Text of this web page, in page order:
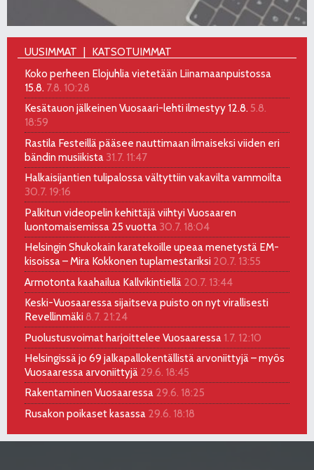
UUSIMMAT
KATSOTUIMMAT
Koko perheen Elojuhlia vietetään Liinamaanpuistossa
15.8. 7.8. 10:28
Kesätauon jälkeinen Vuosaari-lehti ilmestyy 12.8. 5.8.
18:59
Rastila Festeillä pääsee nauttimaan ilmaiseksi viiden eri
bändin musiikista 31.7. 11:47
Halkaisijantien tulipalossa vältyttiin vakavilta vammoilta
30.7. 19:16
Palkitun videopelin kehittäjä viihtyi Vuosaaren
luontomaisemissa 25 vuotta 30.7. 18:04
Helsingin Shukokain karatekoille upeaa menetystä EM-
kisoissa – Mira Kokkonen tuplamestariksi 20.7. 13:55
Armotonta kaahailua Kallvikintiellä 20.7. 13:44
Keski-Vuosaaressa sijaitseva puisto on nyt virallisesti
Revellinmäki 8.7. 21:24
Puolustusvoimat harjoittelee Vuosaaressa 1.7. 12:10
Helsingissä jo 69 jalkapallokentällistä arvoniittyjä – myös
Vuosaaressa arvoniittyjä 29.6. 18:45
Rakentaminen Vuosaaressa 29.6. 18:25
Rusakon poikaset kasassa 29.6. 18:18